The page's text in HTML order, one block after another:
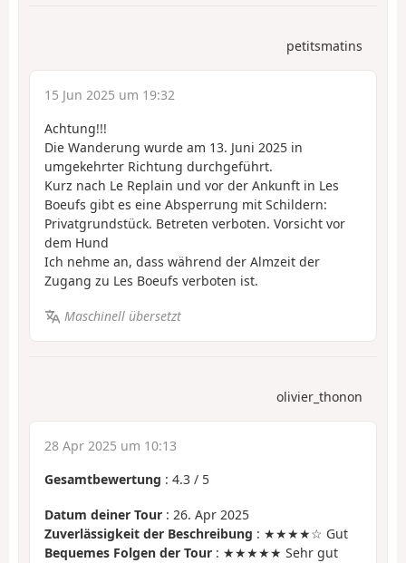
petitsmatins
15 Jun 2025 um 19:32
Achtung!!!
Die Wanderung wurde am 13. Juni 2025 in
umgekehrter Richtung durchgeführt.
Kurz nach Le Replain und vor der Ankunft in Les
Boeufs gibt es eine Absperrung mit Schildern:
Privatgrundstück. Betreten verboten. Vorsicht vor
dem Hund
Ich nehme an, dass während der Almzeit der
Zugang zu Les Boeufs verboten ist.
Maschinell übersetzt
olivier_thonon
28 Apr 2025 um 10:13
Gesamtbewertung : 4.3 / 5
Datum deiner Tour : 26. Apr 2025
Zuverlässigkeit der Beschreibung : ★★★★☆ Gut
Bequemes Folgen der Tour : ★★★★★ Sehr gut